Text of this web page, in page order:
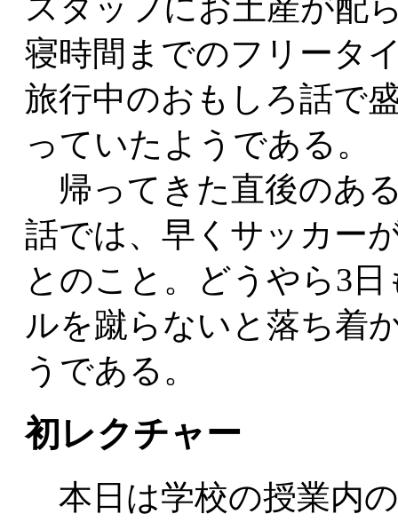
スタッフにお土産が配
寝時間までのフリータ
旅行中のおもしろ話で
っていたようである。
帰ってきた直後のあ
話では、早くサッカー
とのこと。どうやら3日
ルを蹴らないと落ち着
うである。
初レクチャー
本日は学校の授業内